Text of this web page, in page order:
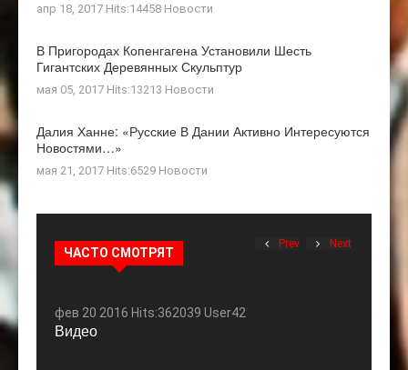
апр 18, 2017 Hits:14458 Новости
В Пригородах Копенгагена Установили Шесть
Гигантских Деревянных Скульптур
мая 05, 2017 Hits:13213 Новости
Далия Ханне: «Русские В Дании Активно Интересуются
Новостями…»
мая 21, 2017 Hits:6529 Новости
ЧАСТО СМОТРЯТ
Prev Next
фев 20 2016 Hits:362039 User42
Видео